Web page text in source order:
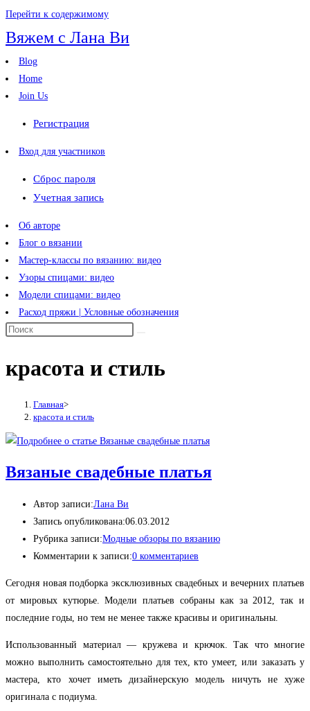
Перейти к содержимому
Вяжем с Лана Ви
Blog
Home
Join Us
Регистрация
Вход для участников
Сброс пароля
Учетная запись
Об авторе
Блог о вязании
Мастер-классы по вязанию: видео
Узоры спицами: видео
Модели спицами: видео
Расход пряжи | Условные обозначения
красота и стиль
Главная>
красота и стиль
Вязаные свадебные платья
Автор записи:Лана Ви
Запись опубликована:06.03.2012
Рубрика записи:Модные обзоры по вязанию
Комментарии к записи:0 комментариев
Сегодня новая подборка эксклюзивных свадебных и вечерних платьев
от мировых кутюрье. Модели платьев собраны как за 2012, так и
последние годы, но тем не менее также красивы и оригинальны.
Использованный материал — кружева и крючок. Так что многие
можно выполнить самостоятельно для тех, кто умеет, или заказать у
мастера, кто хочет иметь дизайнерскую модель ничуть не хуже
оригинала с подиума.